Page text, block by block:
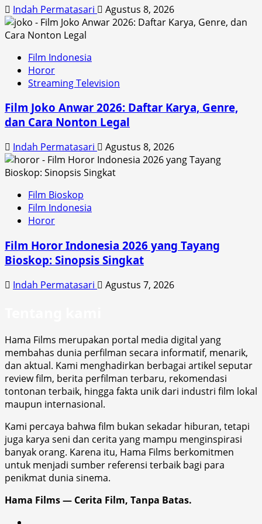
Indah Permatasari Agustus 8, 2026
Film Indonesia
Horor
Streaming Television
Film Joko Anwar 2026: Daftar Karya, Genre,
dan Cara Nonton Legal
Indah Permatasari Agustus 8, 2026
Film Bioskop
Film Indonesia
Horor
Film Horor Indonesia 2026 yang Tayang
Bioskop: Sinopsis Singkat
Indah Permatasari Agustus 7, 2026
Hama Films merupakan portal media digital yang
membahas dunia perfilman secara informatif, menarik,
dan aktual. Kami menghadirkan berbagai artikel seputar
review film, berita perfilman terbaru, rekomendasi
tontonan terbaik, hingga fakta unik dari industri film lokal
maupun internasional.
Kami percaya bahwa film bukan sekadar hiburan, tetapi
juga karya seni dan cerita yang mampu menginspirasi
banyak orang. Karena itu, Hama Films berkomitmen
untuk menjadi sumber referensi terbaik bagi para
penikmat dunia sinema.
Hama Films — Cerita Film, Tanpa Batas.